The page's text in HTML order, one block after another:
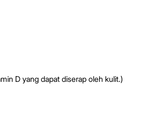
D yang dapat diserap oleh kulit.)